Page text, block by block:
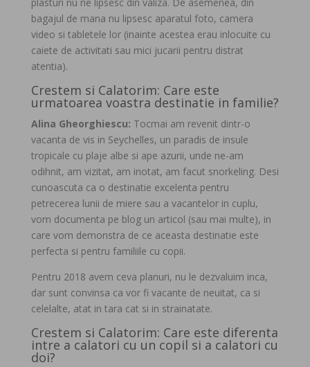
bagajul de mana nu lipsesc aparatul foto, camera
video si tabletele lor (inainte acestea erau inlocuite cu
caiete de activitati sau mici jucarii pentru distrat
atentia).
Crestem si Calatorim: Care este
urmatoarea voastra destinatie in familie?
Alina Gheorghiescu: Tocmai am revenit dintr-o
vacanta de vis in Seychelles, un paradis de insule
tropicale cu plaje albe si ape azurii, unde ne-am
odihnit, am vizitat, am inotat, am facut snorkeling. Desi
cunoascuta ca o destinatie excelenta pentru
petrecerea lunii de miere sau a vacantelor in cuplu,
vom documenta pe blog un articol (sau mai multe), in
care vom demonstra de ce aceasta destinatie este
perfecta si pentru familiile cu copii.
Pentru 2018 avem ceva planuri, nu le dezvaluim inca,
dar sunt convinsa ca vor fi vacante de neuitat, ca si
celelalte, atat in tara cat si in strainatate.
Crestem si Calatorim: Care este diferenta
intre a calatori cu un copil si a calatori cu
doi?